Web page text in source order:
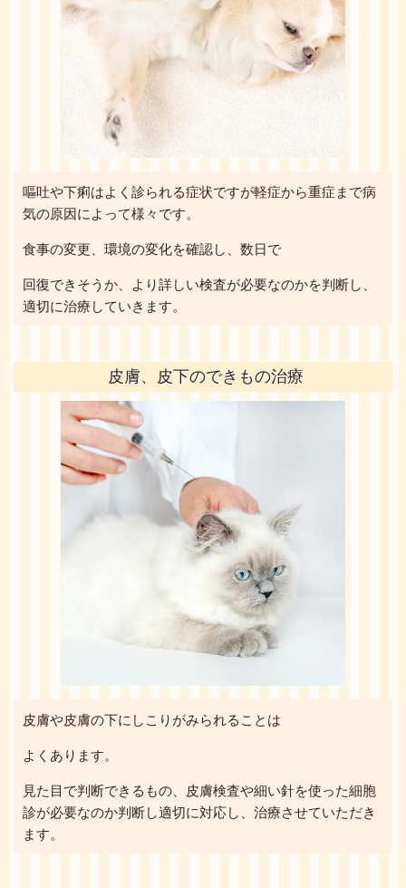
嘔吐や下痢はよく診られる症状ですが軽症から重症まで病
気の原因によって様々です。
食事の変更、環境の変化を確認し、数日で
回復できそうか、より詳しい検査が必要なのかを判断し、
適切に治療していきます。
皮膚、皮下のできもの治療
皮膚や皮膚の下にしこりがみられることは
よくあります。
見た目で判断できるもの、皮膚検査や細い針を使った細胞
診が必要なのか判断し適切に対応し、治療させていただき
ます。